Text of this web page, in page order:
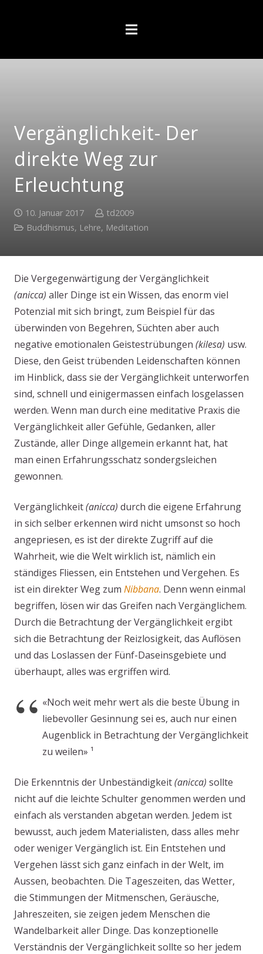
Vergänglichkeit- Der
direkte Weg zur
Erleuchtung
10. Januar 2017
td2009
Buddhismus, Lehre, Meditation
Die Vergegenwärtigung der Vergänglichkeit
(anicca) aller Dinge ist ein Wissen, das enorm viel
Potenzial mit sich bringt, zum Beispiel für das
überwinden von Begehren, Süchten aber auch
negative emotionalen Geistestrübungen (kilesa) usw.
Diese, den Geist trübenden Leidenschaften können
im Hinblick, dass sie der Vergänglichkeit unterworfen
sind, schnell und einigermassen einfach losgelassen
werden. Wenn man durch eine meditative Praxis die
Vergänglichkeit aller Gefühle, Gedanken, aller
Zustände, aller Dinge allgemein erkannt hat, hat
man einen Erfahrungsschatz sondergsleichen
gewonnen.
Vergänglichkeit(anicca) durch die eigene Erfahrung
in sich selber erkennen wird nicht umsonst so hoch
angepriesen, es ist der direkte Zugriff auf die
Wahrheit, wie die Welt wirklich ist, nämlich ein
ständiges Fliessen, ein Entstehen und Vergehen. Es
ist ein direkter Weg zum Nibbana. Denn wenn einmal
begriffen, lösen wir das Greifen nach Vergänglichem.
Durch die Betrachtung der Vergänglichkeit ergibt
sich die Betrachtung der Reizlosigkeit, das Auflösen
und das Loslassen der Fünf-Daseinsgebiete und
überhaupt, alles was ergriffen wird.
«Noch weit mehr wert als die beste Übung in
liebevoller Gesinnung sei es, auch nur einen
Augenblick in Betrachtung der Vergänglichkeit
zu weilen» ¹
Die Erkenntnis der Unbeständigkeit(anicca) sollte
nicht auf die leichte Schulter genommen werden und
einfach als verstanden abgetan werden. Jedem ist
bewusst, auch jedem Materialisten, dass alles mehr
oder weniger Vergänglich ist. Ein Entstehen und
Vergehen lässt sich ganz einfach in der Welt, im
Aussen, beobachten. Die Tageszeiten, das Wetter,
die Stimmungen der Mitmenschen, Geräusche,
Jahreszeiten, sie zeigen jedem Menschen die
Wandelbarkeit aller Dinge. Das konzeptionelle
Verständnis der Vergänglichkeit sollte so her jedem